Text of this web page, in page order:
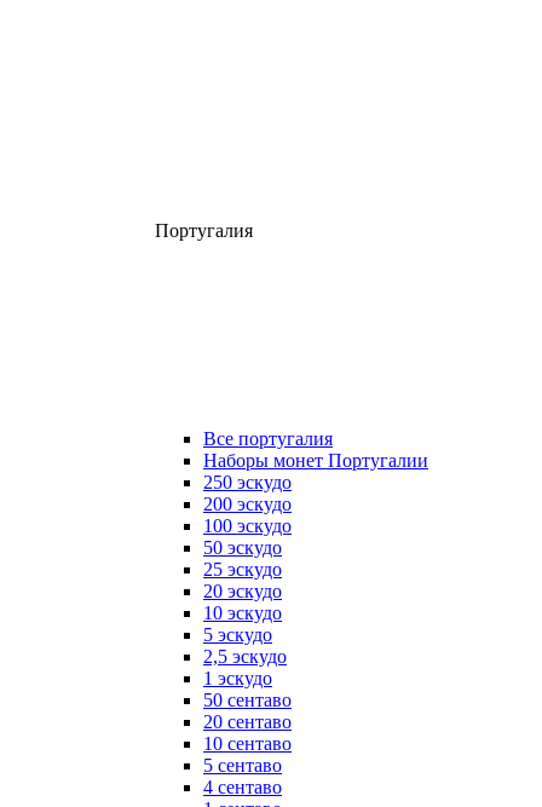
Португалия
Все португалия
Наборы монет Португалии
250 эскудо
200 эскудо
100 эскудо
50 эскудо
25 эскудо
20 эскудо
10 эскудо
5 эскудо
2,5 эскудо
1 эскудо
50 сентаво
20 сентаво
10 сентаво
5 сентаво
4 сентаво